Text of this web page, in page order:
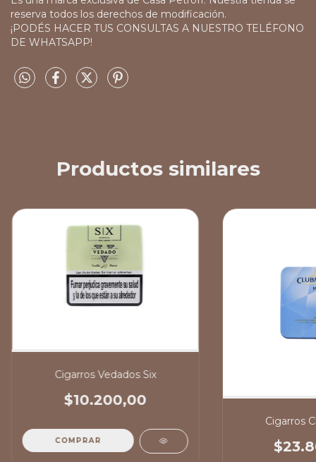
reserva todos los derechos de modificación.
¡PODÉS HACER TUS CONSULTAS A NUESTRO TELÉFONO
DE WHATSAPP!
Productos similares
Cigarros Vedados Six
$10.200,00
COMPRAR
Cigarros